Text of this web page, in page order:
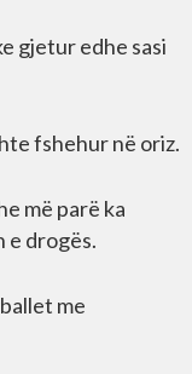
gjetur edhe sasi
fshehur në oriz.
më parë ka
e drogës.
me